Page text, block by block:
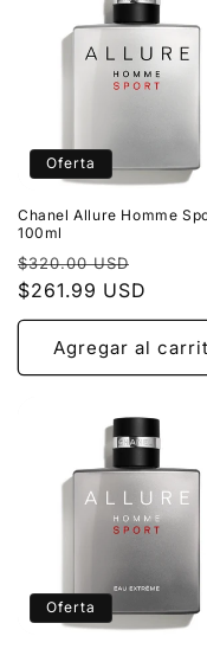
Oferta
Chanel Allure Homme
100ml
Precio
habitual
$320.00 USD
de
oferta
$261.99 USD
Agregar al
Oferta